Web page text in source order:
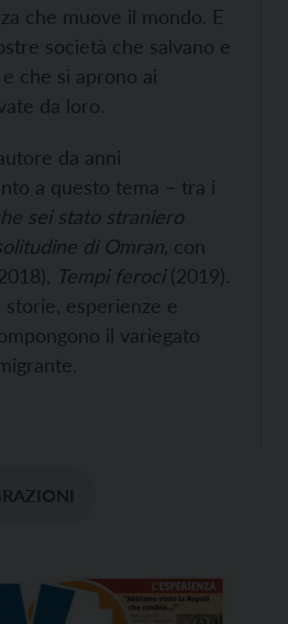
che muove il mondo. E
società che salvano e
che si aprono ai
da loro.
da anni
a questo tema – tra i
sei stato straniero
di Omran , con
Tempi feroci(2019).
esperienze e
il variegato